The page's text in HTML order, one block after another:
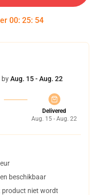
00: 25: 53
byAug. 15 - Aug. 22
Delivered
Aug. 15 - Aug. 22
beschikbaar
product niet wordt